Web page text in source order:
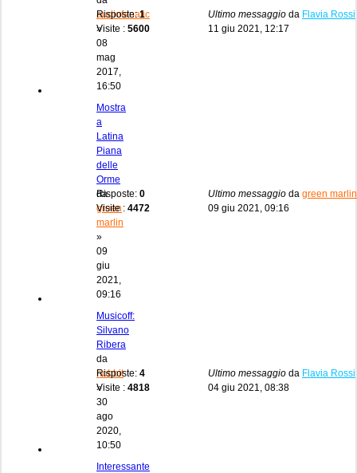
audiofanatic
»
08
mag
2017,
16:50
Risposte:1
Visite : 5600
Ultimo messaggio da Flavia Rossi
11 giu 2021, 12:17
Mostra
a
Latina
Piana
delle
Orme
da
green
marlin
»
09
giu
2021,
09:16
Risposte: 0
Visite : 4472
Ultimo messaggio da green marlin
09 giu 2021, 09:16
Musicoff:
Silvano
Ribera
da
hobbit
»
30
ago
2020,
10:50
Risposte: 4
Visite : 4818
Ultimo messaggio da Flavia Rossi
04 giu 2021, 08:38
Interessante